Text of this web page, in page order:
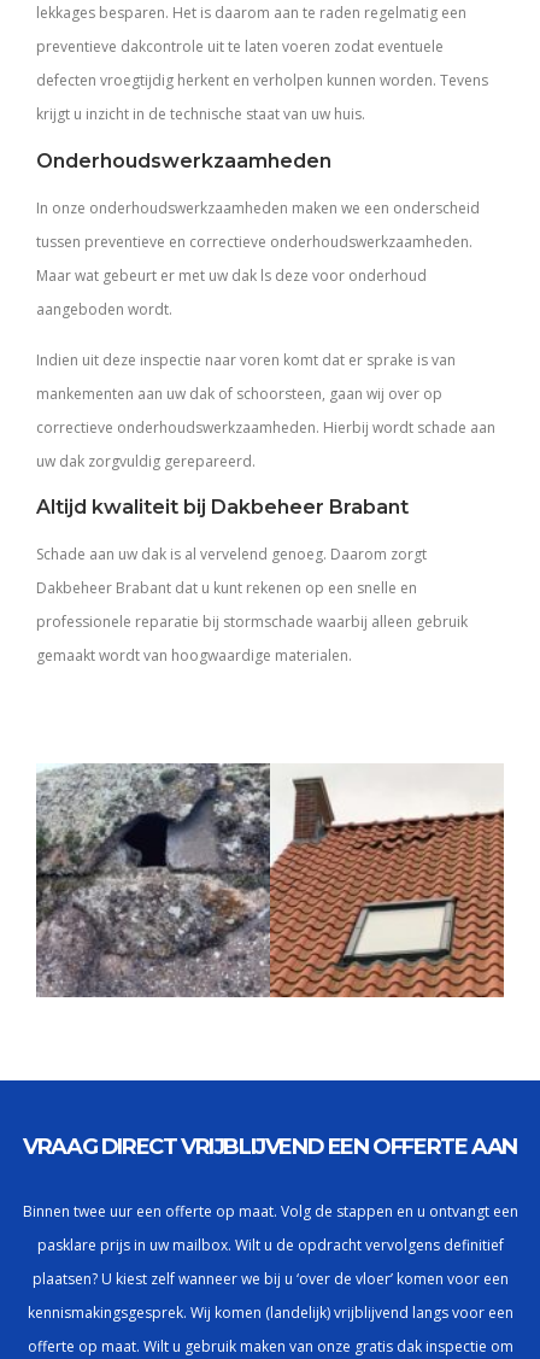
lekkages besparen. Het is daarom aan te raden regelmatig een
preventieve dakcontrole uit te laten voeren zodat eventuele
defecten vroegtijdig herkent en verholpen kunnen worden. Tevens
krijgt u inzicht in de technische staat van uw huis.
Onderhoudswerkzaamheden
In onze onderhoudswerkzaamheden maken we een onderscheid
tussen preventieve en correctieve onderhoudswerkzaamheden.
Maar wat gebeurt er met uw dak ls deze voor onderhoud
aangeboden wordt.
Indien uit deze inspectie naar voren komt dat er sprake is van
mankementen aan uw dak of schoorsteen, gaan wij over op
correctieve onderhoudswerkzaamheden. Hierbij wordt schade aan
uw dak zorgvuldig gerepareerd.
Altijd kwaliteit bij Dakbeheer Brabant
Schade aan uw dak is al vervelend genoeg. Daarom zorgt
Dakbeheer Brabant dat u kunt rekenen op een snelle en
professionele reparatie bij stormschade waarbij alleen gebruik
gemaakt wordt van hoogwaardige materialen.
VRAAG DIRECT VRIJBLIJVEND EEN OFFERTE AAN
Binnen twee uur een offerte op maat. Volg de stappen en u ontvangt een
pasklare prijs in uw mailbox. Wilt u de opdracht vervolgens definitief
plaatsen? U kiest zelf wanneer we bij u ‘over de vloer’ komen voor een
kennismakingsgesprek. Wij komen (landelijk) vrijblijvend langs voor een
offerte op maat. Wilt u gebruik maken van onze gratis dak inspectie om